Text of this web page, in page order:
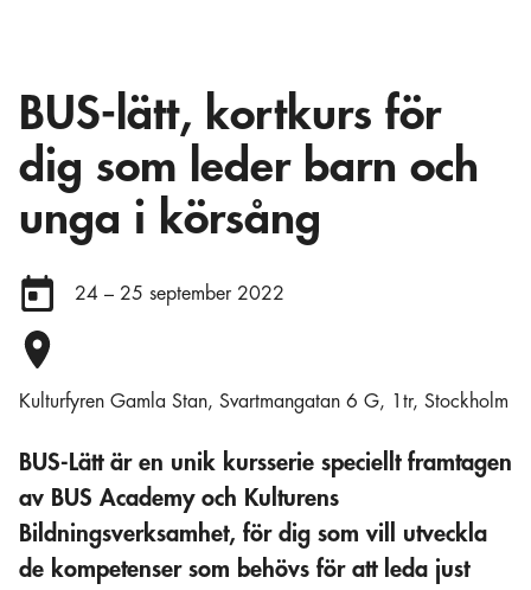
BUS-lätt, kortkurs för
dig som leder barn och
unga i körsång
Datum:
24 – 25 september 2022
Plats:
Kulturfyren Gamla Stan, Svartmangatan 6 G, 1tr, Stockholm
BUS-Lätt är en unik kursserie speciellt framtagen
av BUS Academy och Kulturens
Bildningsverksamhet, för dig som vill utveckla
de kompetenser som behövs för att leda just